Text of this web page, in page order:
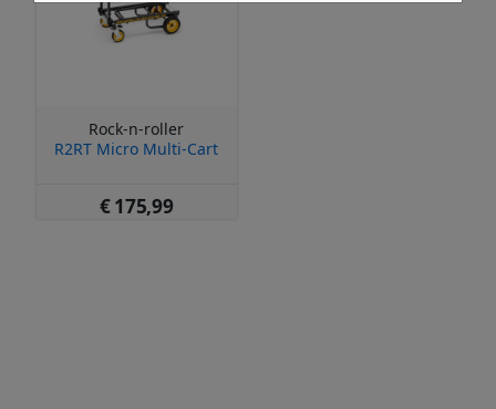
Rock-n-roller
R2RT Micro Multi-Cart
€ 175,99